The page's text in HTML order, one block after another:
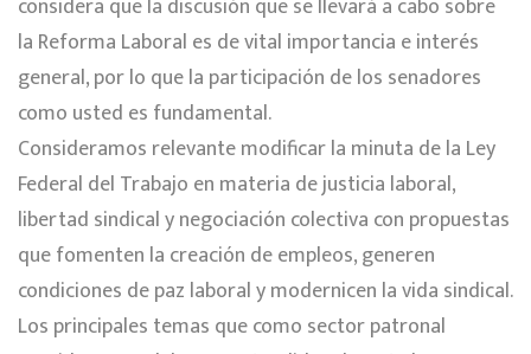
considera que la discusión que se llevará a cabo sobre
la Reforma Laboral es de vital importancia e interés
general, por lo que la participación de los senadores
como usted es fundamental.
Consideramos relevante modificar la minuta de la Ley
Federal del Trabajo en materia de justicia laboral,
libertad sindical y negociación colectiva con propuestas
que fomenten la creación de empleos, generen
condiciones de paz laboral y modernicen la vida sindical.
Los principales temas que como sector patronal